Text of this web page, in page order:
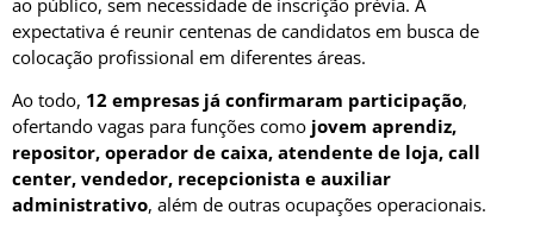
expectativa é reunir centenas de candidatos em busca de
colocação profissional em diferentes áreas.
Ao todo, 12 empresas já confirmaram participação,
ofertando vagas para funções como jovem aprendiz,
repositor, operador de caixa, atendente de loja, call
center, vendedor, recepcionista e auxiliar
administrativo, além de outras ocupações operacionais.